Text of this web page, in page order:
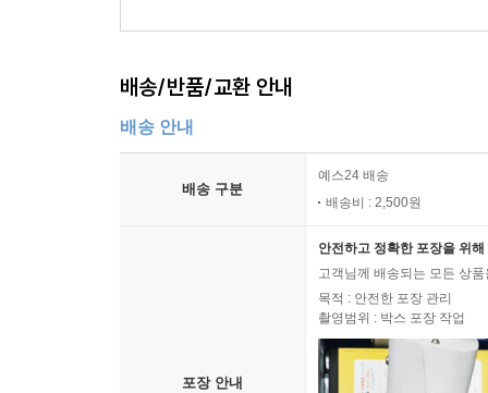
배송/반품/교환 안내
배송 안내
배송 구분
예스24 배송
배송비 : 2,500원
포장 안내
안전하고 정확한 포장을 위
고객님께 배송되는 모든 상
목적 : 안전한 포장 관리
촬영범위 : 박스 포장 작업